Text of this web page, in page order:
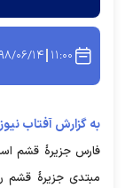
۱۱:۰۰ ۱۳۹۸/
به گزارش آفتاب
فارس جزیرۀ قشم
مبتدی جزیرۀ قشم